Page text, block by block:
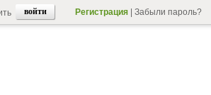
Регистрация Забыли пароль?